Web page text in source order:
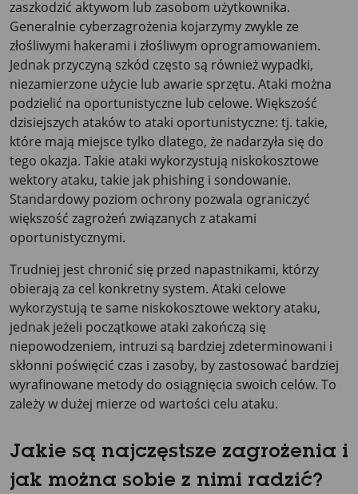
zaszkodzić aktywom lub zasobom użytkownika.
Generalnie cyberzagrożenia kojarzymy zwykle ze
złośliwymi hakerami i złośliwym oprogramowaniem.
Jednak przyczyną szkód często są również wypadki,
niezamierzone użycie lub awarie sprzętu. Ataki można
podzielić na oportunistyczne lub celowe. Większość
dzisiejszych ataków to ataki oportunistyczne: tj. takie,
które mają miejsce tylko dlatego, że nadarzyła się do
tego okazja. Takie ataki wykorzystują niskokosztowe
wektory ataku, takie jak phishing i sondowanie.
Standardowy poziom ochrony pozwala ograniczyć
większość zagrożeń związanych z atakami
oportunistycznymi.
Trudniej jest chronić się przed napastnikami, którzy
obierają za cel konkretny system. Ataki celowe
wykorzystują te same niskokosztowe wektory ataku,
jednak jeżeli początkowe ataki zakończą się
niepowodzeniem, intruzi są bardziej zdeterminowani i
skłonni poświęcić czas i zasoby, by zastosować bardziej
wyrafinowane metody do osiągnięcia swoich celów. To
zależy w dużej mierze od wartości celu ataku.
Jakie są najczęstsze zagrożenia i
jak można sobie z nimi radzić?